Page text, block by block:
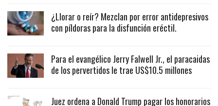
¿Llorar o reír? Mezclan por error antidepresivos
con píldoras para la disfunción eréctil.
Para el evangélico Jerry Falwell Jr., el paracaidas
de los pervertidos le trae US$10.5 millones
Juez ordena a Donald Trump pagar los honorarios